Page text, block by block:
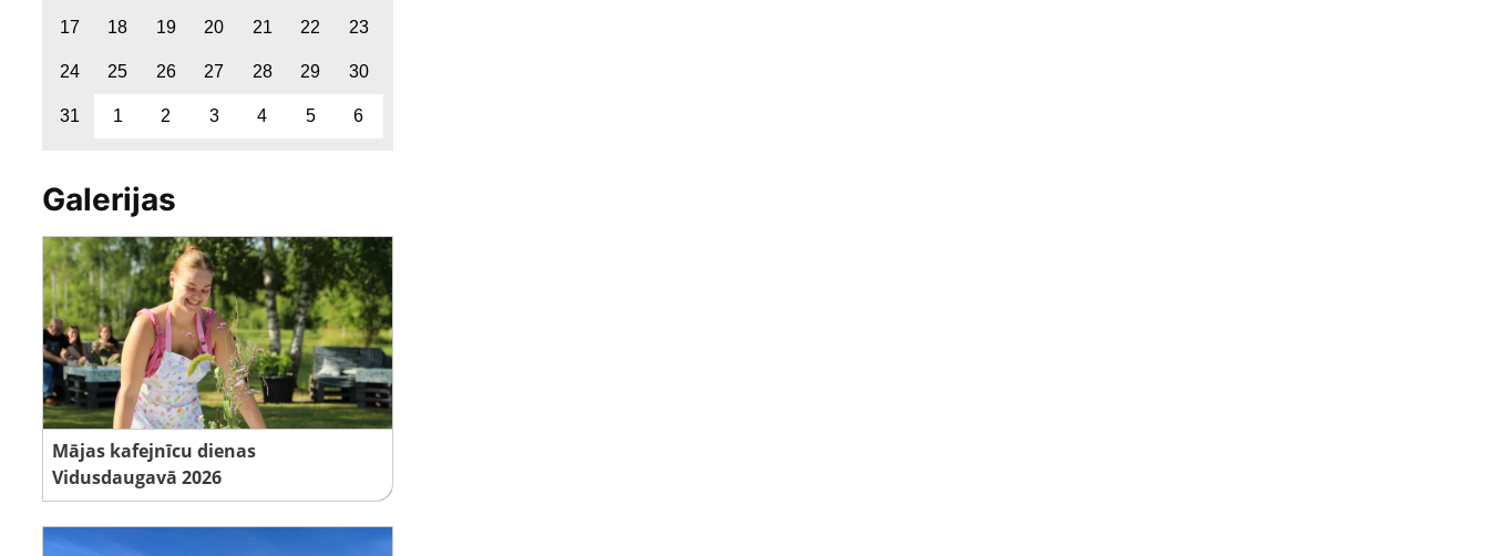
17 18 19 20 21 22 23
24 25 26 27 28 29 30
31 1 2 3 4 5 6
Galerijas
Mājas kafejnīcu dienas
Vidusdaugavā 2026